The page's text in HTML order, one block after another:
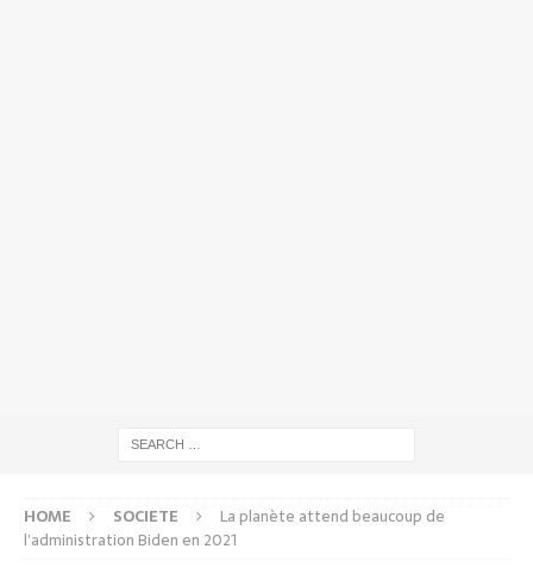
HOME SOCIETE
La planète attend beaucoup de
l’administration Biden en 2021